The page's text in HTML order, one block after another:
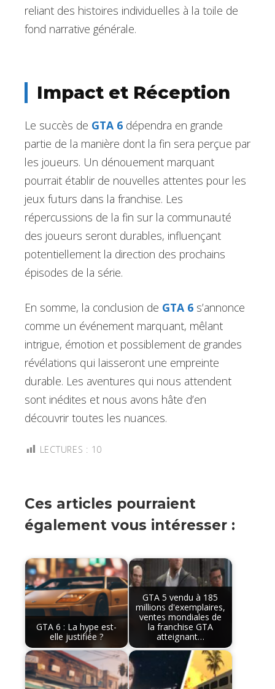
reliant des histoires individuelles à la toile de
fond narrative générale.
Impact et Réception
Le succès de GTA 6 dépendra en grande
partie de la manière dont la fin sera perçue par
les joueurs. Un dénouement marquant
pourrait établir de nouvelles attentes pour les
jeux futurs dans la franchise. Les
répercussions de la fin sur la communauté
des joueurs seront durables, influençant
potentiellement la direction des prochains
épisodes de la série.
En somme, la conclusion de GTA 6 s’annonce
comme un événement marquant, mêlant
intrigue, émotion et possiblement de grandes
révélations qui laisseront une empreinte
durable. Les aventures qui nous attendent
sont inédites et nous avons hâte d’en
découvrir toutes les nuances.
LECTURES : 10
Ces articles pourraient
également vous intéresser :
GTA 6 : La hype est-
elle justifiée ?
GTA 5 vendu à 185
millions d'exemplaires,
ventes mondiales de
la franchise GTA
atteignant…